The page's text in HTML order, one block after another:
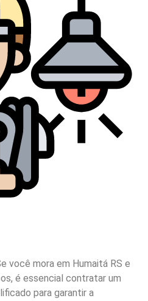
você mora em Humaitá RS e
é essencial contratar um
para garantir a